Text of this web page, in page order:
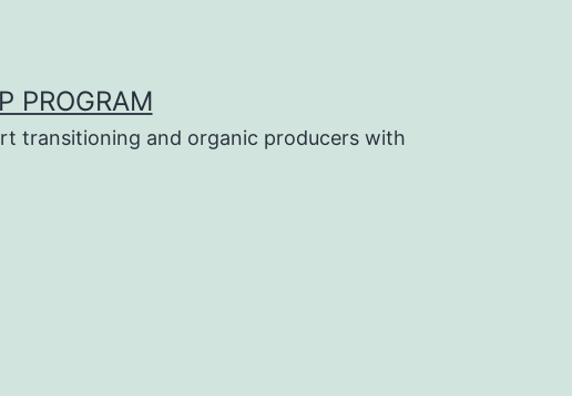
PROGRAM
transitioning and organic producers with